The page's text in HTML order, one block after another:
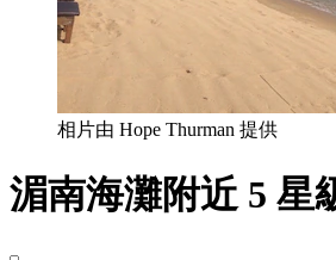
相片由 Hope Thurman 提供
湄南海灘附近 5 星